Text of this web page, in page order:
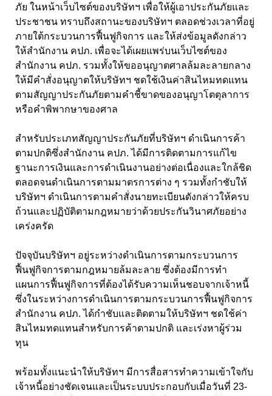
ภัย ในหน้าเว็บไซต์ของบริษัทฯ เพื่อให้ผู้เอาประกันภัยและ
ประชาชน ทราบถึงสถานะของบริษัทฯ ตลอดช่วงเวลาที่อยู่
ภายใต้กระบวนการฟื้นฟูกิจการ และให้ส่งข้อมูลดังกล่าว
ให้สำนักงาน คปภ. เพื่อจะได้เผยแพร่บนเว็บไซต์ของ
สำนักงาน คปภ. รวมทั้งให้ขออนุญาตศาลล้มละลายกลาง
ให้มีคำสั่งอนุญาตให้บริษัทฯ ชดใช้เงินค่าสินไหมทดแทน
ตามสัญญาประกันภัยตามคำชี้ขาดของอนุญาโตตุลาการ
หรือคำพิพากษาของศาล
สำหรับประเภทสัญญาประกันภัยที่บริษัทฯ ดำเนินการค้า
ตามปกติซึ่งสำนักงาน คปภ. ได้มีการติดตามการแก้ไข
ฐานะการเงินและการดำเนินงานอย่างต่อเนื่องและใกล้ชิด
ตลอดจนดำเนินการตามมาตรการต่าง ๆ รวมทั้งกำชับให้
บริษัทฯ ดำเนินการตามคำสั่งนายทะเบียนดังกล่าวให้ครบ
ถ้วนและปฏิบัติตามกฎหมายว่าด้วยประกันวินาศภัยอย่าง
เคร่งครัด
ปัจจุบันบริษัทฯ อยู่ระหว่างดำเนินการตามกระบวนการ
ฟื้นฟูกิจการตามกฎหมายล้มละลาย ซึ่งต้องมีการทำ
แผนการฟื้นฟูกิจการที่ต้องได้รับความเห็นชอบจากเจ้าหนี้
ซึ่งในระหว่างการดำเนินการตามกระบวนการฟื้นฟูกิจการ
สำนักงาน คปภ. ได้กำชับและติดตามให้บริษัทฯ ชดใช้ค่า
สินไหมทดแทนสำหรับการค้าตามปกติ และเร่งหาผู้ร่วม
ทุน
พร้อมทั้งแนะนำให้บริษัทฯ มีการสื่อสารทำความเข้าใจกับ
เจ้าหนี้อย่างชัดเจนและเป็นระบบประกอบกับเมื่อวันที่ 23-